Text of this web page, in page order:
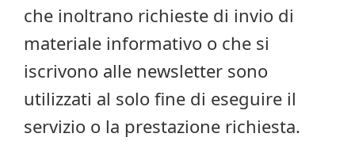
che inoltrano richieste di invio di
materiale informativo o che si
iscrivono alle newsletter sono
utilizzati al solo fine di eseguire il
servizio o la prestazione richiesta.